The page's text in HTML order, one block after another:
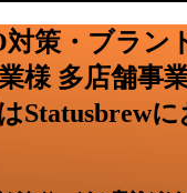
対策・ブラン
様 多店舗事
Statusbrewに